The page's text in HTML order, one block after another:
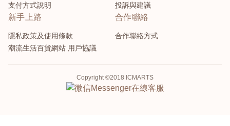
支付方式說明
投訴與建議
新手上路
隱私政策及使用條款
潮流生活百貨網站 用戶協議
合作聯絡
合作聯絡方式
Copyright ©2018 ICMARTS
Messenger在線客服